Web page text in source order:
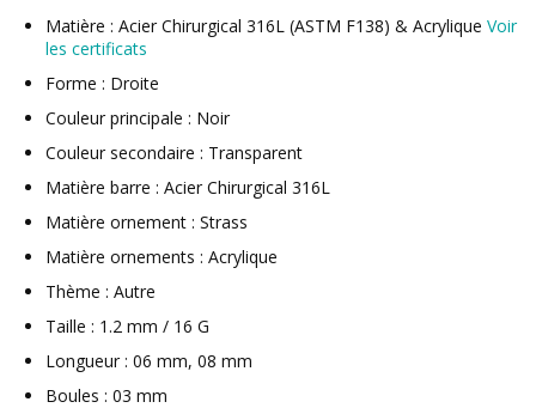
Matière : Acier Chirurgical 316L (ASTM F138) & Acrylique Voir
les certificats
Forme : Droite
Couleur principale : Noir
Couleur secondaire : Transparent
Matière barre : Acier Chirurgical 316L
Matière ornement : Strass
Matière ornements : Acrylique
Thème : Autre
Taille : 1.2 mm / 16 G
Longueur : 06 mm, 08 mm
Boules : 03 mm